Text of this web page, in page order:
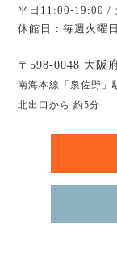
平日11:00-19:00 /
休館日：毎週火曜
〒598-0048 大阪
南海本線「泉佐野」
北出口から 約5分